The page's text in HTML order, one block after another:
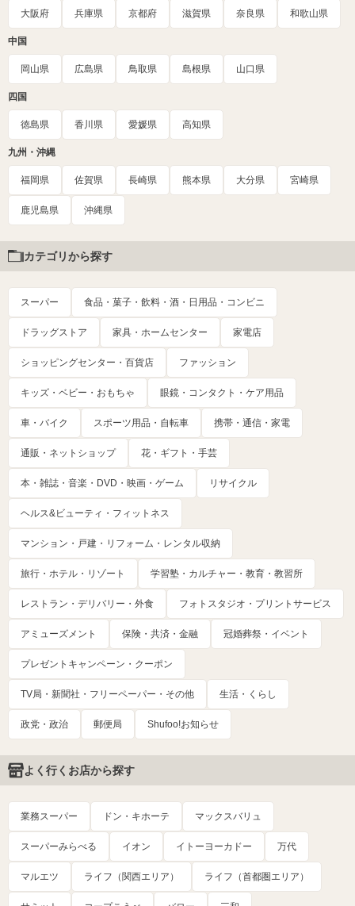
大阪府 兵庫県 京都府 滋賀県 奈良県 和歌山県
中国
岡山県 広島県 鳥取県 島根県 山口県
四国
徳島県 香川県 愛媛県 高知県
九州・沖縄
福岡県 佐賀県 長崎県 熊本県 大分県 宮崎県
鹿児島県 沖縄県
カテゴリから探す
スーパー 食品・菓子・飲料・酒・日用品・コンビニ
ドラッグストア 家具・ホームセンター 家電店
ショッピングセンター・百貨店 ファッション
キッズ・ベビー・おもちゃ 眼鏡・コンタクト・ケア用品
車・バイク スポーツ用品・自転車 携帯・通信・家電
通販・ネットショップ 花・ギフト・手芸
本・雑誌・音楽・DVD・映画・ゲーム リサイクル
ヘルス&ビューティ・フィットネス
マンション・戸建・リフォーム・レンタル収納
旅行・ホテル・リゾート 学習塾・カルチャー・教育・教習所
レストラン・デリバリー・外食 フォトスタジオ・プリントサービス
アミューズメント 保険・共済・金融 冠婚葬祭・イベント
プレゼントキャンペーン・クーポン
TV局・新聞社・フリーペーパー・その他 生活・くらし
政党・政治 郵便局 Shufoo!お知らせ
よく行くお店から探す
業務スーパー ドン・キホーテ マックスバリュ
スーパーみらべる イオン イトーヨーカドー 万代
マルエツ ライフ（関西エリア） ライフ（首都圏エリア）